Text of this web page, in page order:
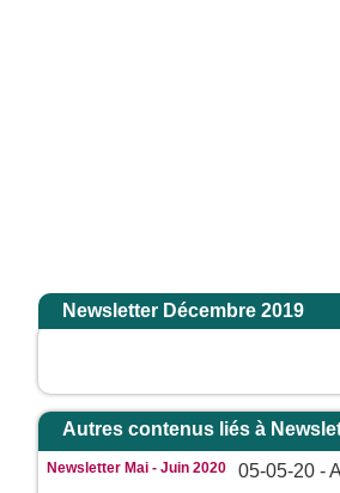
Newsletter Décembre 2019
Autres contenus liés à
Newsletter Mai - Juin 2020 05-05-20 -